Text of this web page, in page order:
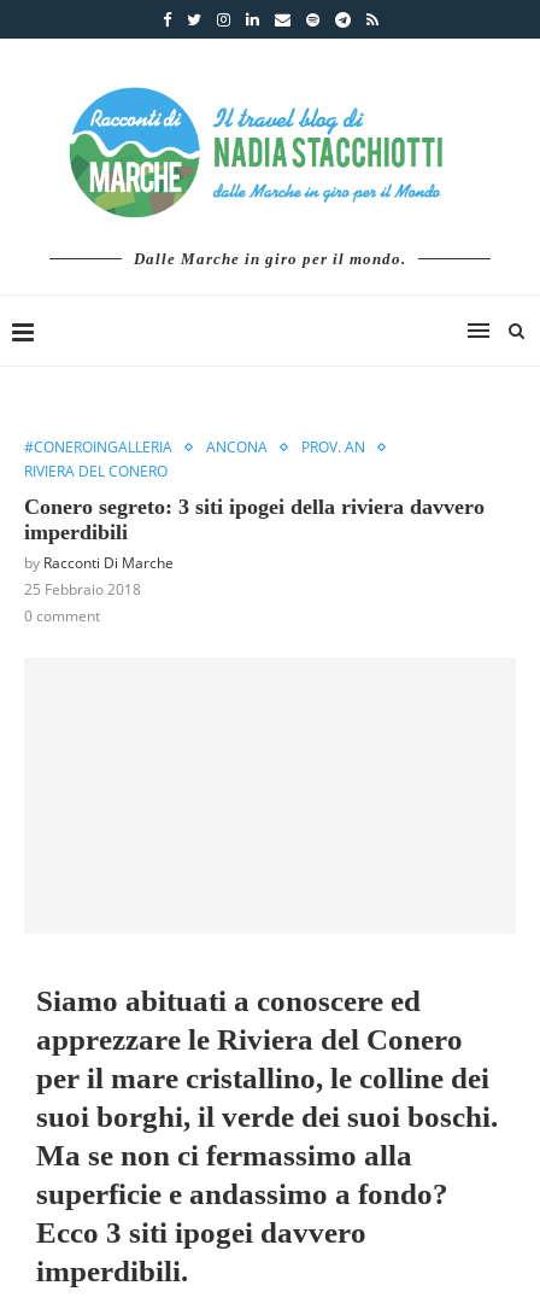
Dalle Marche in giro per il mondo.
#CONEROINGALLERIA ANCONA
PROV. AN
RIVIERA DEL CONERO
Conero segreto: 3 siti ipogei della riviera davvero
imperdibili
by Racconti Di Marche
25 Febbraio 2018
0 comment
Siamo abituati a conoscere ed
apprezzare le Riviera del Conero
per il mare cristallino, le colline dei
suoi borghi, il verde dei suoi boschi.
Ma se non ci fermassimo alla
superficie e andassimo a fondo?
Ecco 3 siti ipogei davvero
imperdibili.